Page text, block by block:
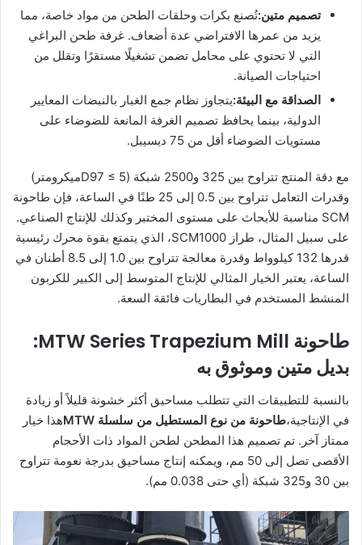
تصميم متين:تُصنع بكرات وحلقات الطحن من مواد خاصة، مما
يزيد من عمرها الافتراضي عدة أضعاف. غرفة طحن البراغي
التي لا تحتوي على محامل تضمن تشغيلًا مستقرًا وتقلل من
احتياجات الصيانة.
الصداقة مع البيئة:يتجاوز نظام جمع الغبار بالنبضات المعايير
الدولية، بينما يحافظ تصميم الغرفة المانعة للضوضاء على
مستويات الضوضاء أقل من 75 ديسيبل.
مع دقة المنتج تتراوح بين 325 و2500 شبكة (D97 ≤ 5ميكرومتر)
وقدرات التعامل تتراوح بين 0.5 إلى 25 طنًا في الساعة، فإن طاحونة
SCM مناسبة للأبحاث على مستوى المختبر وكذلك للإنتاج الصناعي.
على سبيل المثال، طراز SCM1000، الذي يتمتع بقوة محرك رئيسية
قدرها 132 كيلوواط وقدرة معالجة تتراوح بين 1.0 إلى 8.5 أطنان في
الساعة، يعتبر الخيار المثالي للإنتاج المتوسط إلى الكبير للكربون
المنشط المستخدم في البطاريات فائقة السعة.
طاحونة MTW Series Trapezium Mill:
بديل متين وموثوق به
بالنسبة للتطبيقات التي تتطلب مساحيق أكثر خشونة قليلاً أو زيادة
في الإنتاجية،طاحونة من نوع المستطيل من سلسلة MTW
هذا خيار
ممتاز آخر. تم تصميم هذا المطحن لطحن المواد ذات الأحجام
الأقصى تصل إلى 50 مم، ويمكنه إنتاج مساحيق بدرجة نعومة تتراوح
بين 30 و325 شبكة (أي حتى 0.038 مم).